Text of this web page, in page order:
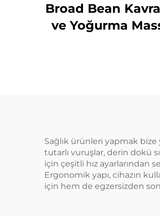
Broad Bean
ve Yoğurma
Sağlık ürünleri yapmak
tutarlı vuruşlar, derin dokü
için çeşitli hız ayarlarından
Ergonomik yapı, cihazın
için hem de egzersizden